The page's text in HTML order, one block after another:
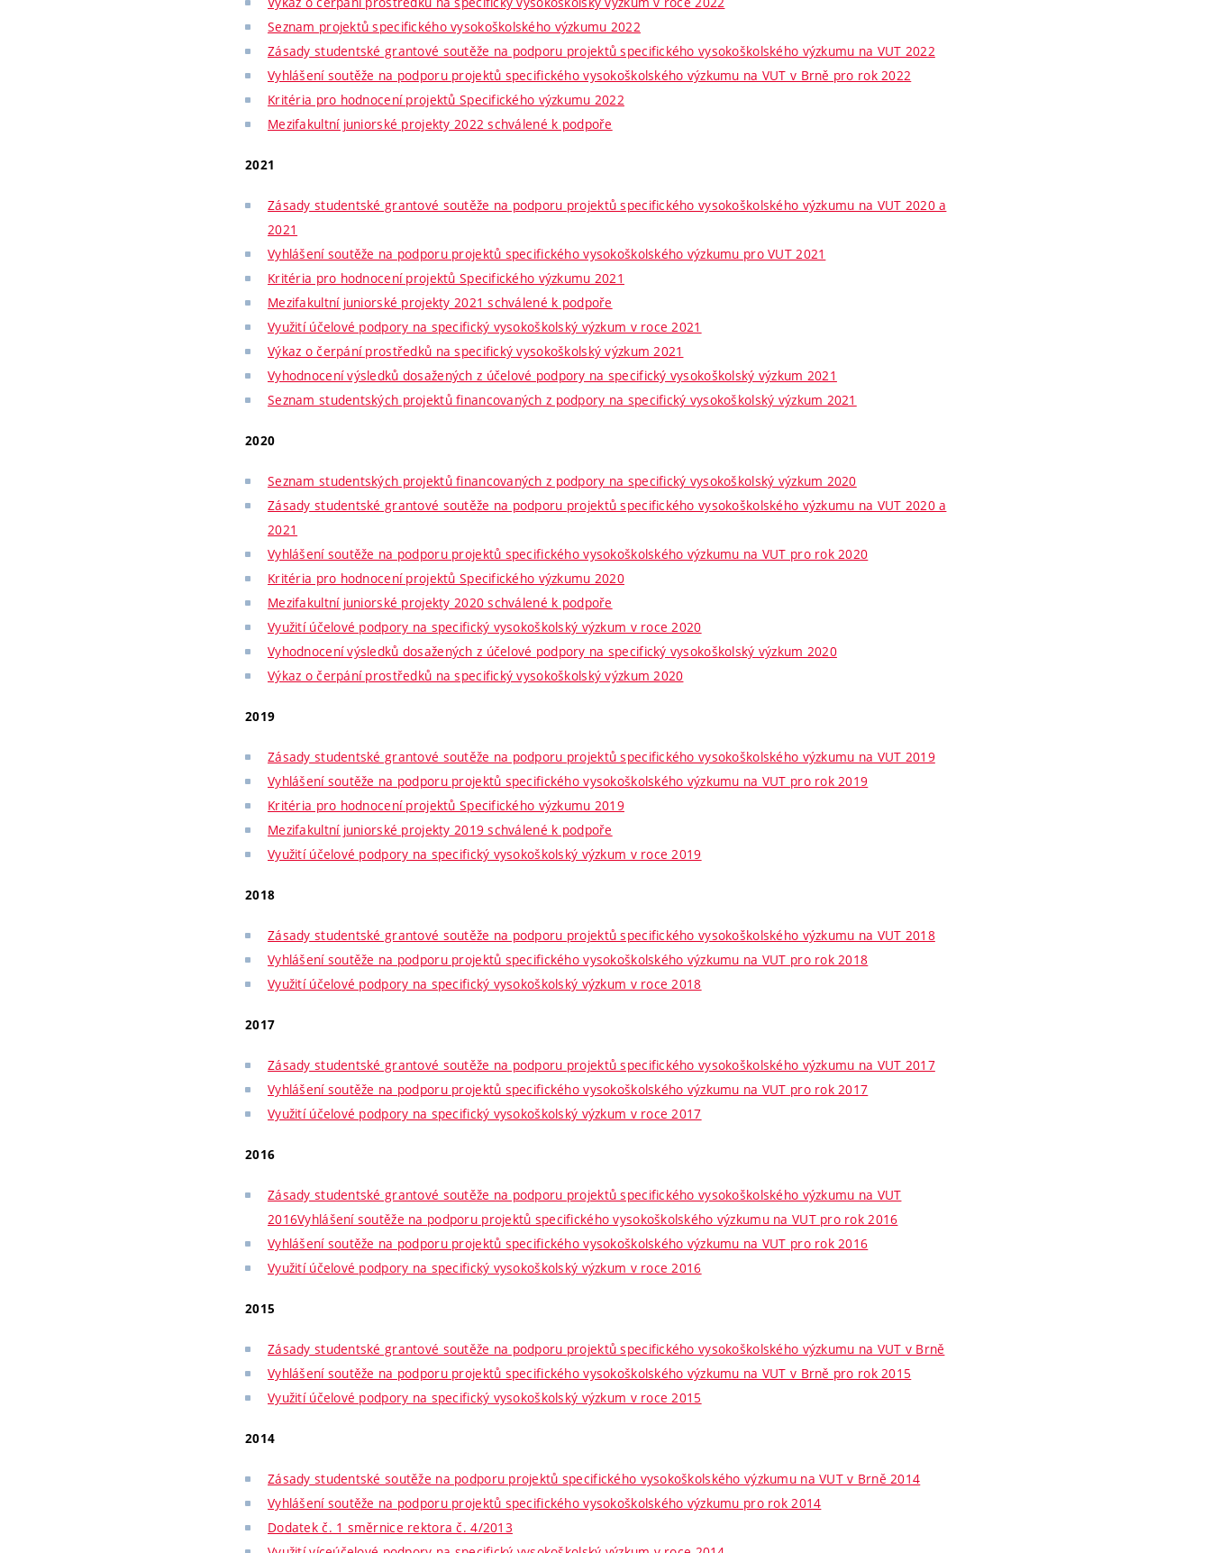
Seznam projektů specifického vysokoškolského výzkumu 2022
Zásady studentské grantové soutěže na podporu projektů specifického vysokoškolského výzkumu na VUT 2022
Vyhlášení soutěže na podporu projektů specifického vysokoškolského výzkumu na VUT v Brně pro rok 2022
Kritéria pro hodnocení projektů Specifického výzkumu 2022
Mezifakultní juniorské projekty 2022 schválené k podpoře
2021
Zásady studentské grantové soutěže na podporu projektů specifického vysokoškolského výzkumu na VUT 2020 a
2021
Vyhlášení soutěže na podporu projektů specifického vysokoškolského výzkumu pro VUT 2021
Kritéria pro hodnocení projektů Specifického výzkumu 2021
Mezifakultní juniorské projekty 2021 schválené k podpoře
Využití účelové podpory na specifický vysokoškolský výzkum v roce 2021
Výkaz o čerpání prostředků na specifický vysokoškolský výzkum 2021
Vyhodnocení výsledků dosažených z účelové podpory na specifický vysokoškolský výzkum 2021
Seznam studentských projektů financovaných z podpory na specifický vysokoškolský výzkum 2021
2020
Seznam studentských projektů financovaných z podpory na specifický vysokoškolský výzkum 2020
Zásady studentské grantové soutěže na podporu projektů specifického vysokoškolského výzkumu na VUT 2020 a
2021
Vyhlášení soutěže na podporu projektů specifického vysokoškolského výzkumu na VUT pro rok 2020
Kritéria pro hodnocení projektů Specifického výzkumu 2020
Mezifakultní juniorské projekty 2020 schválené k podpoře
Využití účelové podpory na specifický vysokoškolský výzkum v roce 2020
Vyhodnocení výsledků dosažených z účelové podpory na specifický vysokoškolský výzkum 2020
Výkaz o čerpání prostředků na specifický vysokoškolský výzkum 2020
2019
Zásady studentské grantové soutěže na podporu projektů specifického vysokoškolského výzkumu na VUT 2019
Vyhlášení soutěže na podporu projektů specifického vysokoškolského výzkumu na VUT pro rok 2019
Kritéria pro hodnocení projektů Specifického výzkumu 2019
Mezifakultní juniorské projekty 2019 schválené k podpoře
Využití účelové podpory na specifický vysokoškolský výzkum v roce 2019
2018
Zásady studentské grantové soutěže na podporu projektů specifického vysokoškolského výzkumu na VUT 2018
Vyhlášení soutěže na podporu projektů specifického vysokoškolského výzkumu na VUT pro rok 2018
Využití účelové podpory na specifický vysokoškolský výzkum v roce 2018
2017
Zásady studentské grantové soutěže na podporu projektů specifického vysokoškolského výzkumu na VUT 2017
Vyhlášení soutěže na podporu projektů specifického vysokoškolského výzkumu na VUT pro rok 2017
Využití účelové podpory na specifický vysokoškolský výzkum v roce 2017
2016
Zásady studentské grantové soutěže na podporu projektů specifického vysokoškolského výzkumu na VUT
2016Vyhlášení soutěže na podporu projektů specifického vysokoškolského výzkumu na VUT pro rok 2016
Vyhlášení soutěže na podporu projektů specifického vysokoškolského výzkumu na VUT pro rok 2016
Využití účelové podpory na specifický vysokoškolský výzkum v roce 2016
2015
Zásady studentské grantové soutěže na podporu projektů specifického vysokoškolského výzkumu na VUT v Brně
Vyhlášení soutěže na podporu projektů specifického vysokoškolského výzkumu na VUT v Brně pro rok 2015
Využití účelové podpory na specifický vysokoškolský výzkum v roce 2015
2014
Zásady studentské soutěže na podporu projektů specifického vysokoškolského výzkumu na VUT v Brně 2014
Vyhlášení soutěže na podporu projektů specifického vysokoškolského výzkumu pro rok 2014
Dodatek č. 1 směrnice rektora č. 4/2013